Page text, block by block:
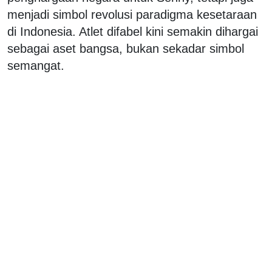
menjadi simbol revolusi paradigma kesetaraan
di Indonesia. Atlet difabel kini semakin dihargai
sebagai aset bangsa, bukan sekadar simbol
semangat.